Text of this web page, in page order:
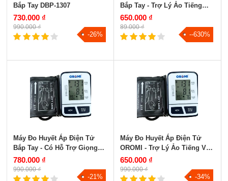
Bắp Tay DBP-1307
730.000 ₫
990.000 ₫
-26%
Bắp Tay - Trợ Lý Ảo Tiếng
Việt YK-BPA4
650.000 ₫
89.000 ₫
--630%
Máy Đo Huyết Áp Điện Tử
Bắp Tay - Có Hỗ Trợ Giọng
Nói DBP-1305
780.000 ₫
990.000 ₫
-21%
Máy Đo Huyết Áp Điện Tử
OROMI - Trợ Lý Ảo Tiếng Việt
DBP-1231
650.000 ₫
990.000 ₫
-34%